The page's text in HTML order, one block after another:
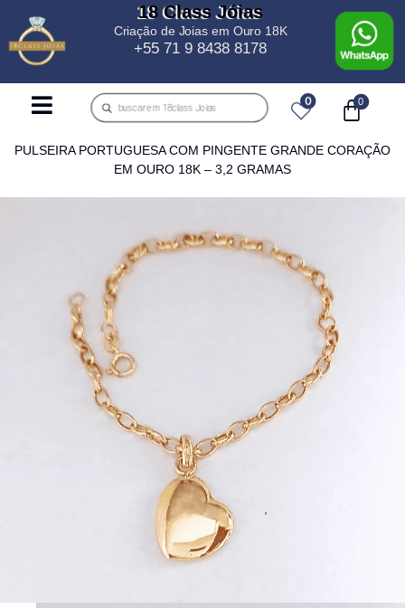
18 Class Jóias
Criação de Joias em Ouro 18K
+55 71 9 8438 8178
0
PULSEIRA PORTUGUESA COM PINGENTE GRANDE CORAÇÃO
EM OURO 18K – 3,2 GRAMAS